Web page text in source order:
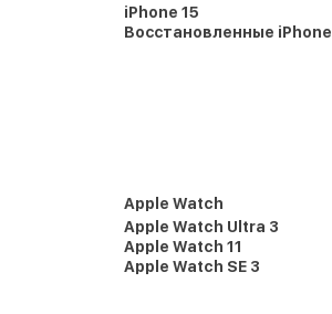
iPhone 15
Восстановленные iPhone
Apple Watch
Apple Watch Ultra 3
Apple Watch 11
Apple Watch SE 3